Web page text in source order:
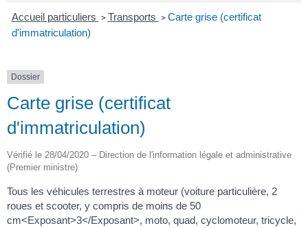
Accueil particuliers > Transports > Carte grise (certificat
d'immatriculation)
Dossier
Carte grise (certificat
d'immatriculation)
Vérifié le 28/04/2020 – Direction de l'information légale et administrative
(Premier ministre)
Tous les véhicules terrestres à moteur (voiture particulière, 2
roues et scooter, y compris de moins de 50
cm<Exposant>3</Exposant>, moto, quad, cyclomoteur, tricycle,